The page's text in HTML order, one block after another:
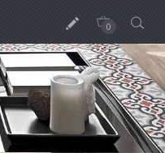
0